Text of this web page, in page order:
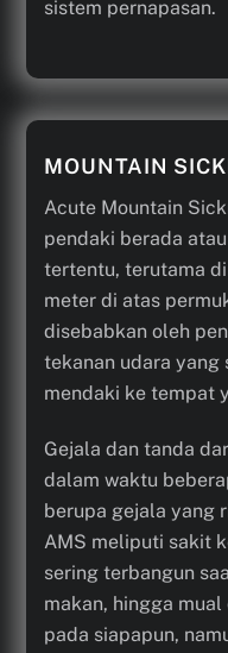
sistem pernapasan.
MOUNTAIN
Acute Mountain
pendaki berada
tertentu, terutama
meter di atas
disebabkan oleh
tekanan udara yang
mendaki ke tempat
Gejala dan tanda
dalam waktu
berupa gejala yang
AMS meliputi sakit
sering terbangun
makan, hingga
pada siapapun,